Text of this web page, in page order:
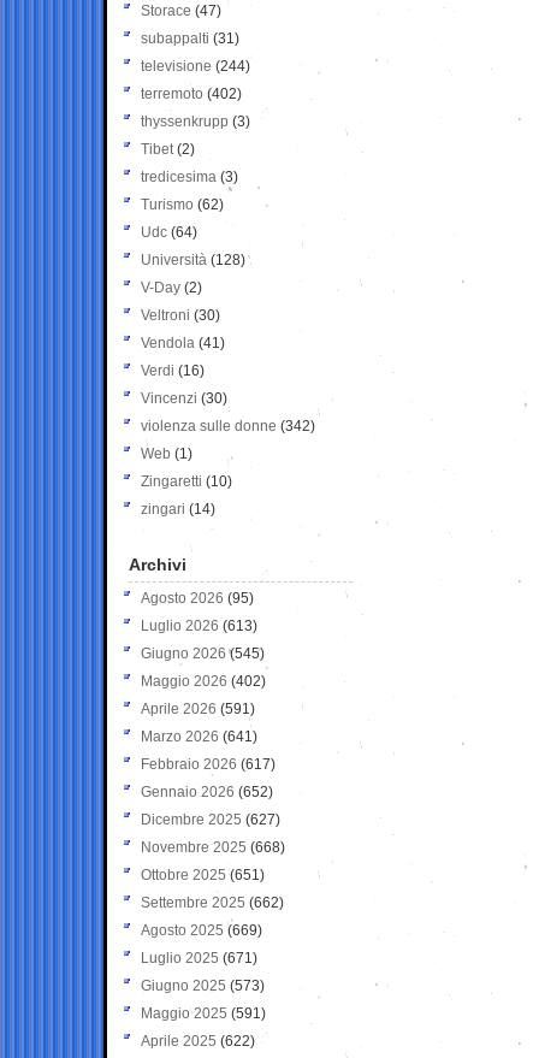
Storace (47)
subappalti (31)
televisione(244)
terremoto (402)
thyssenkrupp (3)
Tibet(2)
tredicesima (3)
Turismo (62)
Udc (64)
Università (128)
V-Day (2)
Veltroni (30)
Vendola (41)
Verdi (16)
Vincenzi (30)
violenza sulle donne (342)
Web (1)
Zingaretti (10)
zingari (14)
Archivi
Agosto 2026 (95)
Luglio 2026 (613)
Giugno 2026 (545)
Maggio 2026 (402)
Aprile 2026 (591)
Marzo 2026 (641)
Febbraio 2026 (617)
Gennaio 2026 (652)
Dicembre 2025 (627)
Novembre 2025 (668)
Ottobre 2025 (651)
Settembre 2025 (662)
Agosto 2025 (669)
Luglio 2025 (671)
Giugno 2025 (573)
Maggio 2025 (591)
Aprile 2025 (622)